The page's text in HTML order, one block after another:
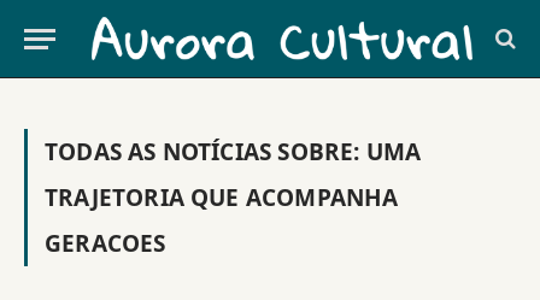
TODAS AS NOTÍCIAS SOBRE: UMA
TRAJETORIA QUE ACOMPANHA
GERACOES